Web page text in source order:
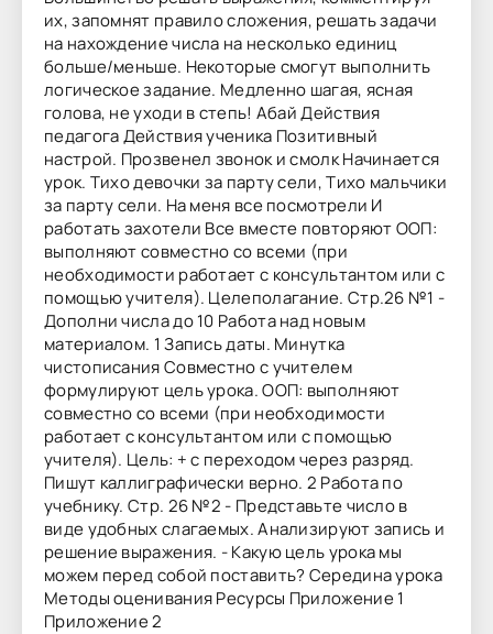
их, запомнят правило сложения, решать задачи
на нахождение числа на несколько единиц
больше/меньше. Некоторые смогут выполнить
логическое задание. Медленно шагая, ясная
голова, не уходи в степь! Абай Действия
педагога Действия ученика Позитивный
настрой. Прозвенел звонок и смолк Начинается
урок. Тихо девочки за парту сели, Тихо мальчики
за парту сели. На меня все посмотрели И
работать захотели Все вместе повторяют ООП:
выполняют совместно со всеми (при
необходимости работает с консультантом или с
помощью учителя). Целеполагание. Стр.26 №1 -
Дополни числа до 10 Работа над новым
материалом. 1 Запись даты. Минутка
чистописания Совместно с учителем
формулируют цель урока. ООП: выполняют
совместно со всеми (при необходимости
работает с консультантом или с помощью
учителя). Цель: + с переходом через разряд.
Пишут каллиграфически верно. 2 Работа по
учебнику. Стр. 26 №2 - Представьте число в
виде удобных слагаемых. Анализируют запись и
решение выражения. - Какую цель урока мы
можем перед собой поставить? Середина урока
Методы оценивания Ресурсы Приложение 1
Приложение 2